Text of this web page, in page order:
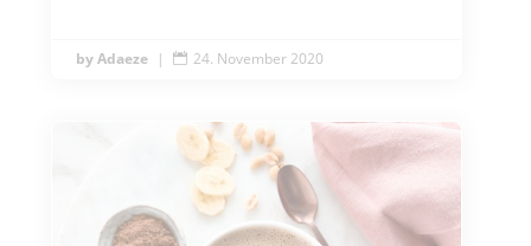
Adaeze |  24. November 2020